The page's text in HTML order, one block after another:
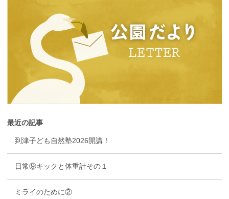
最近の記事
到津子ども自然塾2026開講！
日常⑨キックと体重計その１
ミライのために②